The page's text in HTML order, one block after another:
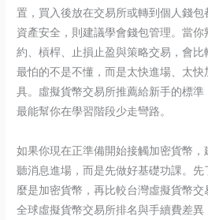
置，買入後放在交易所或轉到個人錢
資產安全，則建議學會錢包管理。當
約、槓桿、止損止盈與策略交易，會
最怕的不是不懂，而是太快進場、太
具。虛擬貨幣交易所推薦給新手的標
最能幫你在學習階段少走彎路。
如果你現在正準備開始接觸加密貨幣
聽消息進場，而是先做好基礎功課。
麼是加密貨幣，再比較台灣虛擬貨幣
全球虛擬貨幣交易所排名與手續費差